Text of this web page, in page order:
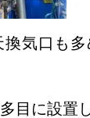
換気口も
目に設置